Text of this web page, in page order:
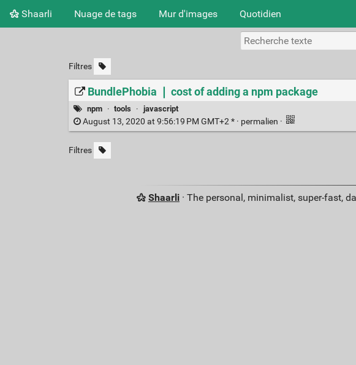
Shaarli Nuage de tags Mur d'images Quotidien
Filtres
BundlePhobia ❘ cost of adding a npm package
npm · tools · javascript
August 13, 2020 at 9:56:19 PM GMT+2 * · permalien ·
Filtres
Shaarli· The personal, minimalist, super-fast,